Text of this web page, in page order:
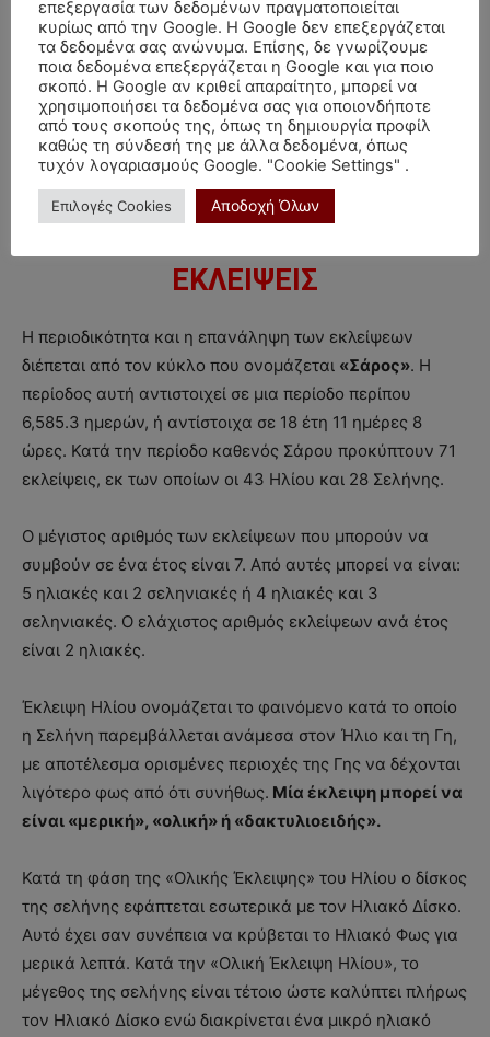
το νόημα των συμβόλων ενός ωροσκοπίου περιέχει
αναπόφευκτα μία «αμφισημία», άλλο τόσο και συμβαίνει
και με το φαινόμενο των εκλείψεων! Με λίγα λόγια,
όπως με κάθε άλλη πλανητική συνήχηση, έτσι και η
επίδραση κάθε έκλειψης, αποτελεί συνήχηση ενός
ολόκληρου ωροσκοπίου.
ΕΚΛΕΙΨΕΙΣ
Η περιοδικότητα και η επανάληψη των εκλείψεων
διέπεται από τον κύκλο που ονομάζεται «Σάρος». Η
περίοδος αυτή αντιστοιχεί σε μια περίοδο περίπου
6,585.3 ημερών, ή αντίστοιχα σε 18 έτη 11 ημέρες 8
ώρες. Κατά την περίοδο καθενός Σάρου προκύπτουν 71
εκλείψεις, εκ των οποίων οι 43 Ηλίου και 28 Σελήνης.
Ο μέγιστος αριθμός των εκλείψεων που μπορούν να
συμβούν σε ένα έτος είναι 7. Από αυτές μπορεί να είναι:
5 ηλιακές και 2 σεληνιακές ή 4 ηλιακές και 3
σεληνιακές. Ο ελάχιστος αριθμός εκλείψεων ανά έτος
είναι 2 ηλιακές.
Έκλειψη Ηλίου ονομάζεται το φαινόμενο κατά το οποίο
η Σελήνη παρεμβάλλεται ανάμεσα στον Ήλιο και τη Γη,
με αποτέλεσμα ορισμένες περιοχές της Γης να δέχονται
λιγότερο φως από ότι συνήθως. Μία έκλειψη μπορεί να
είναι «μερική», «ολική» ή «δακτυλιοειδής».
Κατά τη φάση της «Ολικής Έκλειψης» του Ηλίου ο δίσκος
της σελήνης εφάπτεται εσωτερικά με τον Ηλιακό Δίσκο.
Αυτό έχει σαν συνέπεια να κρύβεται το Ηλιακό Φως για
μερικά λεπτά. Κατά την «Ολική Έκλειψη Ηλίου», το
μέγεθος της σελήνης είναι τέτοιο ώστε καλύπτει πλήρως
τον Ηλιακό Δίσκο ενώ διακρίνεται ένα μικρό ηλιακό
επεξεργασία των δεδομένων πραγματοποιείται
κυρίως από την Google. Η Google δεν επεξεργάζεται
τα δεδομένα σας ανώνυμα. Επίσης, δε γνωρίζουμε
ποια δεδομένα επεξεργάζεται η Google και για ποιο
σκοπό. Η Google αν κριθεί απαραίτητο, μπορεί να
χρησιμοποιήσει τα δεδομένα σας για οποιονδήποτε
από τους σκοπούς της, όπως τη δημιουργία προφίλ
καθώς τη σύνδεσή της με άλλα δεδομένα, όπως
τυχόν λογαριασμούς Google. "Cookie Settings" .
Επιλογές Cookies Αποδοχή Όλων